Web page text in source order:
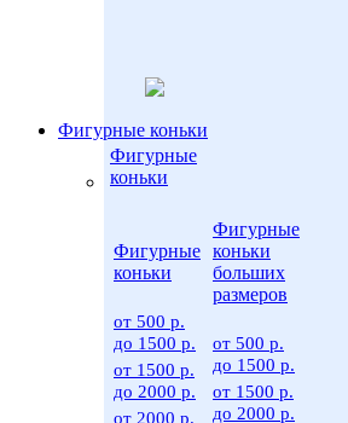
Фигурные коньки
Фигурные
коньки
Фигурные
коньки
от 500 р.
до 1500 р.
от 1500 р.
до 2000 р.
от 2000 р.
Фигурные
коньки
больших
размеров
от 500 р.
до 1500 р.
от 1500 р.
до 2000 р.